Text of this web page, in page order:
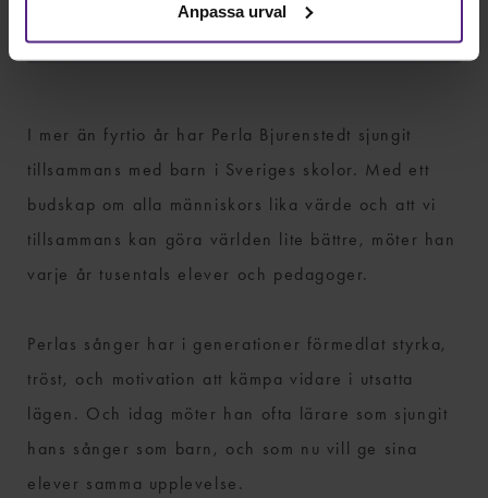
Anpassa urval
PERLA BJURENSTEDT
I mer än fyrtio år har Perla Bjurenstedt sjungit
tillsammans med barn i Sveriges skolor. Med ett
budskap om alla människors lika värde och att vi
tillsammans kan göra världen lite bättre, möter han
varje år tusentals elever och pedagoger.
Perlas sånger har i generationer förmedlat styrka,
tröst, och motivation att kämpa vidare i utsatta
lägen. Och idag möter han ofta lärare som sjungit
hans sånger som barn, och som nu vill ge sina
elever samma upplevelse.